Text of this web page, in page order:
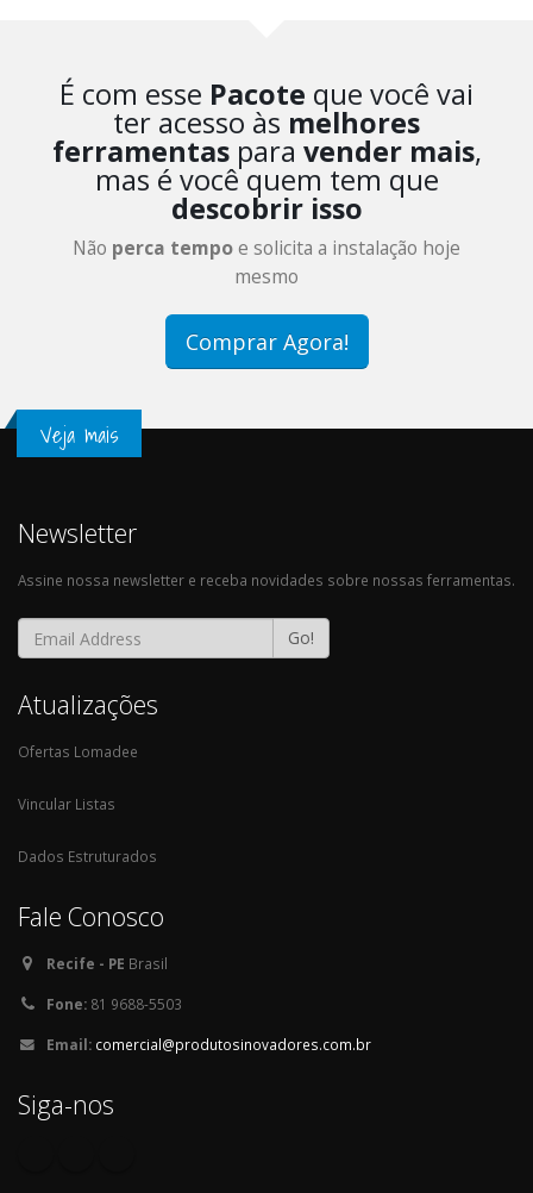
É com esse Pacote que você vai
ter acesso às melhores
ferramentaspara vender mais,
mas é você quem tem que
descobrir isso
Não perca tempoe solicita a instalação hoje
mesmo
Comprar Agora!
Veja mais
Newsletter
Assine nossa newsletter e receba novidades sobre nossas ferramentas.
Go!
Atualizações
Ofertas Lomadee
Vincular Listas
Dados Estruturados
Fale Conosco
Recife - PE Brasil
Fone: 81 9688-5503
Email: comercial@produtosinovadores.com.br
Siga-nos